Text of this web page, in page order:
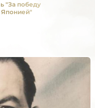
"За победу
Японией"